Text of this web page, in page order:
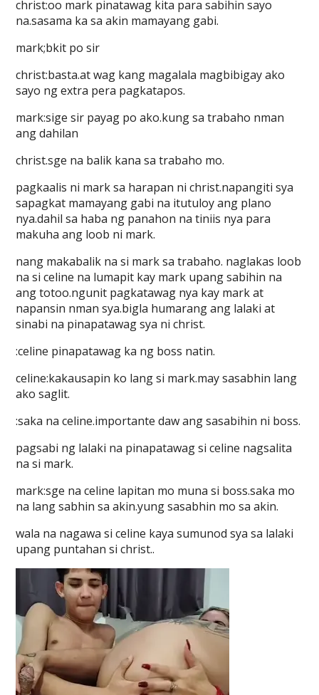
christ:oo mark pinatawag kita para sabihin sayo
na.sasama ka sa akin mamayang gabi.
mark;bkit po sir
christ:basta.at wag kang magalala magbibigay ako
sayo ng extra pera pagkatapos.
mark:sige sir payag po ako.kung sa trabaho nman
ang dahilan
christ.sge na balik kana sa trabaho mo.
pagkaalis ni mark sa harapan ni christ.napangiti sya
sapagkat mamayang gabi na itutuloy ang plano
nya.dahil sa haba ng panahon na tiniis nya para
makuha ang loob ni mark.
nang makabalik na si mark sa trabaho. naglakas loob
na si celine na lumapit kay mark upang sabihin na
ang totoo.ngunit pagkatawag nya kay mark at
napansin nman sya.bigla humarang ang lalaki at
sinabi na pinapatawag sya ni christ.
:celine pinapatawag ka ng boss natin.
celine:kakausapin ko lang si mark.may sasabhin lang
ako saglit.
:saka na celine.importante daw ang sasabihin ni boss.
pagsabi ng lalaki na pinapatawag si celine nagsalita
na si mark.
mark:sge na celine lapitan mo muna si boss.saka mo
na lang sabhin sa akin.yung sasabhin mo sa akin.
wala na nagawa si celine kaya sumunod sya sa lalaki
upang puntahan si christ..